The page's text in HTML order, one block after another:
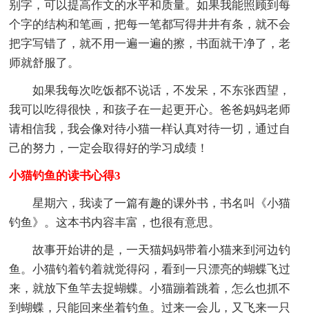
别字，可以提高作文的水平和质量。如果我能照顾到每
个字的结构和笔画，把每一笔都写得井井有条，就不会
把字写错了，就不用一遍一遍的擦，书面就干净了，老
师就舒服了。
如果我每次吃饭都不说话，不发呆，不东张西望，
我可以吃得很快，和孩子在一起更开心。爸爸妈妈老师
请相信我，我会像对待小猫一样认真对待一切，通过自
己的努力，一定会取得好的学习成绩！
小猫钓鱼的读书心得3
星期六，我读了一篇有趣的课外书，书名叫《小猫
钓鱼》。这本书内容丰富，也很有意思。
故事开始讲的是，一天猫妈妈带着小猫来到河边钓
鱼。小猫钓着钓着就觉得闷，看到一只漂亮的蝴蝶飞过
来，就放下鱼竿去捉蝴蝶。小猫蹦着跳着，怎么也抓不
到蝴蝶，只能回来坐着钓鱼。过来一会儿，又飞来一只